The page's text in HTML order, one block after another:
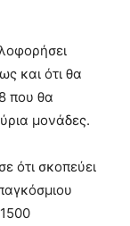
και ότι θα
που θα
μονάδες.
ότι σκοπεύει